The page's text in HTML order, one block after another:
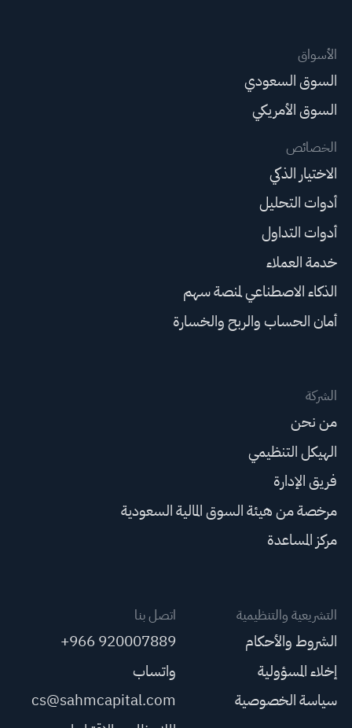
الأسواق
السوق السعودي
السوق الأمريكي
الخصائص
الاختيار الذكي
أدوات التحليل
أدوات التداول
خدمة العملاء
الذكاء الاصطناعي لمنصة سهم
أمان الحساب والربح والخسارة
الشركة
من نحن
الهيكل التنظيمي
فريق الإدارة
مرخصة من هيئة السوق المالية السعودية
مركز المساعدة
التشريعية والتنظيمية
الشروط والأحكام
إخلاء المسؤولية
سياسة الخصوصية
اتصل بنا
+966 920007889
واتساب
cs@sahmcapital.com